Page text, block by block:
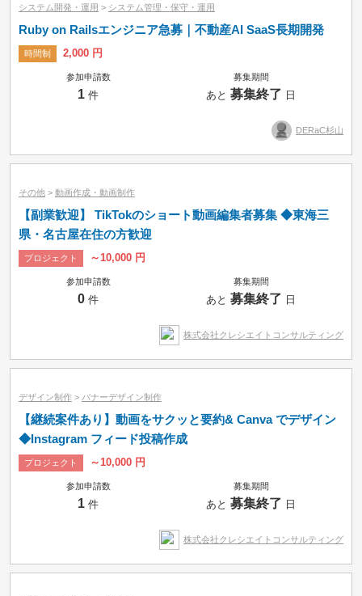
システム開発・運用 > システム管理・保守・運用
Ruby on Railsエンジニア急募｜不動産AI SaaS長期開発
時間制 2,000 円
参加申請数
1 件
募集期間
あと募集終了 日
DERaC杉山
その他 > 動画作成・動画制作
【副業歓迎】 TikTokのショート動画編集者募集 ◆東海三
県・名古屋在住の方歓迎
プロジェクト ～10,000 円
参加申請数
0 件
募集期間
あと募集終了 日
株式会社クレシエイトコンサルティング
デザイン制作 > バナーデザイン制作
【継続案件あり】動画をサクッと要約& Canva でデザイン
◆Instagram フィード投稿作成
プロジェクト ～10,000 円
参加申請数
1 件
募集期間
あと募集終了 日
株式会社クレシエイトコンサルティング